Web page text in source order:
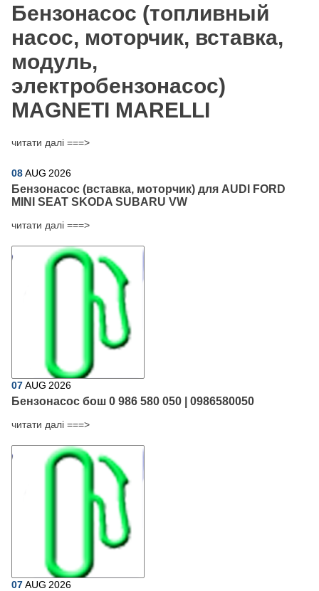
Бензонасос (топливный
насос, моторчик, вставка,
модуль,
электробензонасос)
MAGNETI MARELLI
читати далі ===>
08AUG 2026
Бензонасос (вставка, моторчик) для AUDI FORD
MINI SEAT SKODA SUBARU VW
читати далі ===>
07AUG 2026
Бензонасос бош 0 986 580 050 | 0986580050
читати далі ===>
07AUG 2026